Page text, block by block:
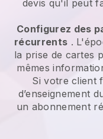
devis qu'il peut
Configurez des
récurrents .
la prise de cartes
mêmes
Si votre client
d’enseignement
un abonnement